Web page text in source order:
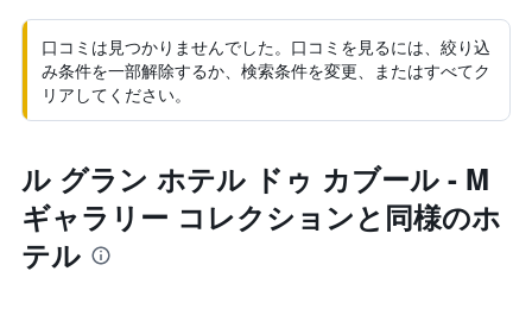
口コミは見つかりませんでした。口コミを見るには、絞り込
み条件を一部解除するか、検索条件を変更、またはすべてク
リアしてください。
ル グラン ホテル ドゥ カブール - M
ギャラリー コレクションと同様のホ
テル